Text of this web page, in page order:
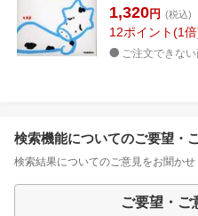
1,320円 (税込)
12ポイント 1倍
ご注文できない
検索機能についてのご要望・
検索結果についてのご意見をお聞かせ
ご要望・ご